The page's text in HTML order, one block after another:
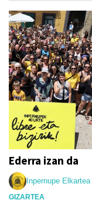
Ederra izan da
Inpernupe Elkartea
GIZARTEA